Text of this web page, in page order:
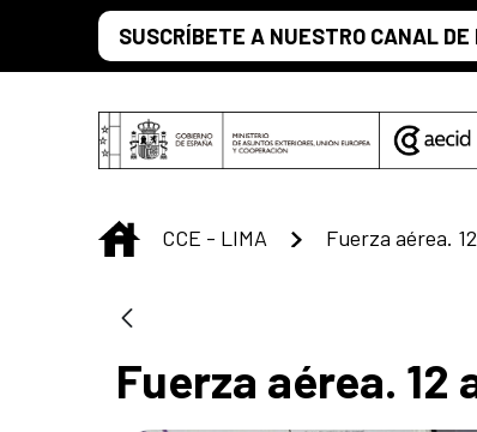
Saltar al contenido principal
SUSCRÍBETE A NUESTRO CANAL DE
INICIO
CCE - LIMA
Fuerza aérea. 12